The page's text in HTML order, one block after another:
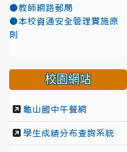
●教師網路郵局
●本校資通安全管理實施原
則
校園網站
龜山國中午餐網
學生成績分布查詢系統